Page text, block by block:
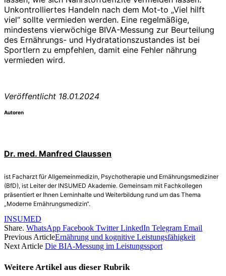
Unkontrolliertes Handeln nach dem Mot-to „Viel hilft
viel“ sollte vermieden werden. Eine regelmäßige,
mindestens vierwöchige BIVA-Messung zur Beurteilung
des Ernährungs- und Hydratationszustandes ist bei
Sportlern zu empfehlen, damit eine Fehler nährung
vermieden wird.
Veröffentlicht 18.01.2024
Autoren
Dr. med. Manfred Claussen
ist Facharzt für Allgemeinmedizin, Psychotherapie und Ernährungsmediziner
(BfD), ist Leiter der INSUMED Akademie. Gemeinsam mit Fachkollegen
präsentiert er Ihnen Lerninhalte und Weiterbildung rund um das Thema
„Moderne Ernährungsmedizin“.
INSUMED
Share. WhatsApp Facebook Twitter LinkedIn Telegram Email
Previous ArticleErnährung und kognitive Leistungsfähigkeit
Next Article Die BIA-Messung im Leistungssport
Weitere Artikel aus dieser Rubrik